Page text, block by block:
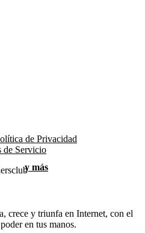
de Privacidad
de Servicio
y más
crece y triunfa en Internet, con el
en tus manos.